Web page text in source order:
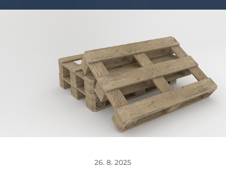
26. 8. 2025